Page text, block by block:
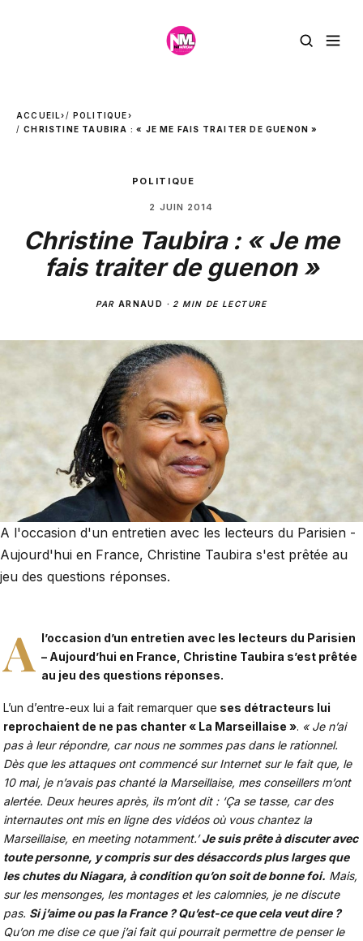
ACCUEIL› POLITIQUE›
CHRISTINE TAUBIRA : « JE ME FAIS TRAITER DE GUENON »
POLITIQUE
2 JUIN 2014
Christine Taubira : « Je me
fais traiter de guenon »
PAR ARNAUD · 2 MIN DE LECTURE
A l'occasion d'un entretien avec les lecteurs du Parisien -
Aujourd'hui en France, Christine Taubira s'est prêtée au
jeu des questions réponses.
A l’occasion d’un entretien avec les lecteurs du Parisien
– Aujourd’hui en France, Christine Taubira s’est prêtée
au jeu des questions réponses.
L’un d’entre-eux lui a fait remarquer que ses détracteurs lui
reprochaient de ne pas chanter « La Marseillaise ». « Je n’ai
pas à leur répondre, car nous ne sommes pas dans le rationnel.
Dès que les attaques ont commencé sur Internet sur le fait que, le
10 mai, je n’avais pas chanté la Marseillaise, mes conseillers m’ont
alertée. Deux heures après, ils m’ont dit : ‘Ça se tasse, car des
internautes ont mis en ligne des vidéos où vous chantez la
Marseillaise, en meeting notamment.’Je suis prête à discuter avec
toute personne, y compris sur des désaccords plus larges que
les chutes du Niagara, à condition qu’on soit de bonne foi. Mais,
sur les mensonges, les montages et les calomnies, je ne discute
pas. Si j’aime ou pas la France ? Qu’est-ce que cela veut dire ?
Qu’on me dise ce que j’ai fait qui pourrait permettre de penser le